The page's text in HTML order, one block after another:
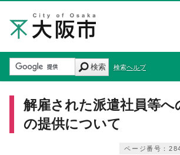
検索 検索ヘルプ
解雇された派遣社員等へ
の提供について
ページ番号：